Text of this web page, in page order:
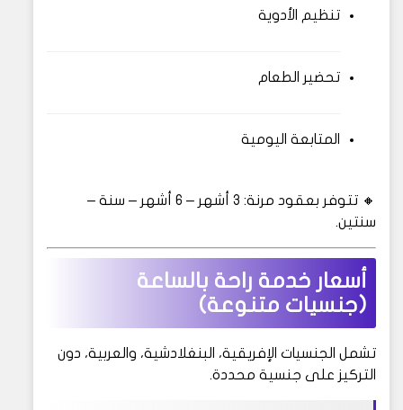
تنظيم الأدوية
تحضير الطعام
المتابعة اليومية
🔸 تتوفر بعقود مرنة: 3 أشهر – 6 أشهر – سنة –
سنتين.
أسعار خدمة راحة بالساعة
(جنسيات متنوعة)
تشمل الجنسيات الإفريقية، البنغلادشية، والعربية، دون
التركيز على جنسية محددة.